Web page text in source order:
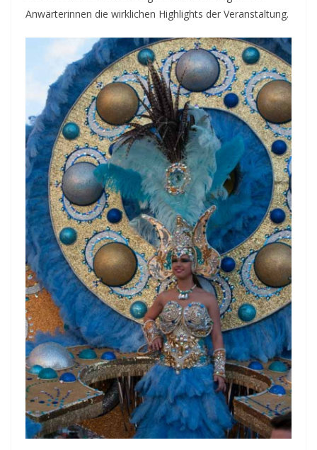
Anwärterinnen die wirklichen Highlights der Veranstaltung.